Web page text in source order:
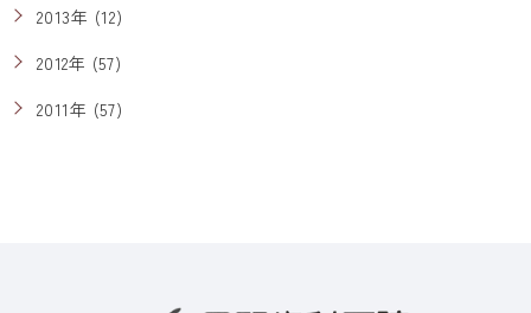
2013年 (12)
2012年 (57)
2011年 (57)